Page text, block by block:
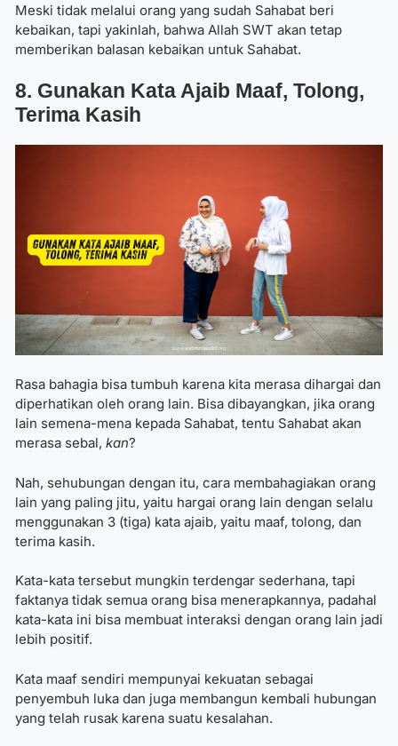
Meski tidak melalui orang yang sudah Sahabat beri
kebaikan, tapi yakinlah, bahwa Allah SWT akan tetap
memberikan balasan kebaikan untuk Sahabat.
8. Gunakan Kata Ajaib Maaf, Tolong,
Terima Kasih
Rasa bahagia bisa tumbuh karena kita merasa dihargai dan
diperhatikan oleh orang lain. Bisa dibayangkan, jika orang
lain semena-mena kepada Sahabat, tentu Sahabat akan
merasa sebal, kan?
Nah, sehubungan dengan itu, cara membahagiakan orang
lain yang paling jitu, yaitu hargai orang lain dengan selalu
menggunakan 3 (tiga) kata ajaib, yaitu maaf, tolong, dan
terima kasih.
Kata-kata tersebut mungkin terdengar sederhana, tapi
faktanya tidak semua orang bisa menerapkannya, padahal
kata-kata ini bisa membuat interaksi dengan orang lain jadi
lebih positif.
Kata maaf sendiri mempunyai kekuatan sebagai
penyembuh luka dan juga membangun kembali hubungan
yang telah rusak karena suatu kesalahan.